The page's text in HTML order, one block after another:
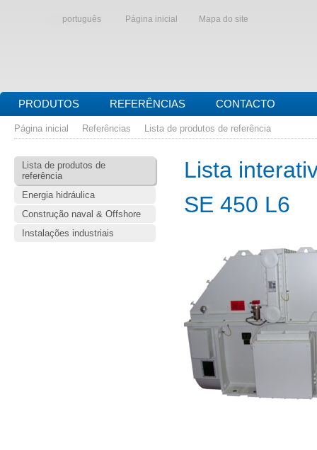
português Página inicial Mapa do site
PRODUTOS REFERÊNCIAS CONTACTO
Página inicial Referências Lista de produtos de referência
Lista de produtos de
referência
Energia hidráulica
Construção naval & Offshore
Instalações industriais
Lista
SE 450 L6